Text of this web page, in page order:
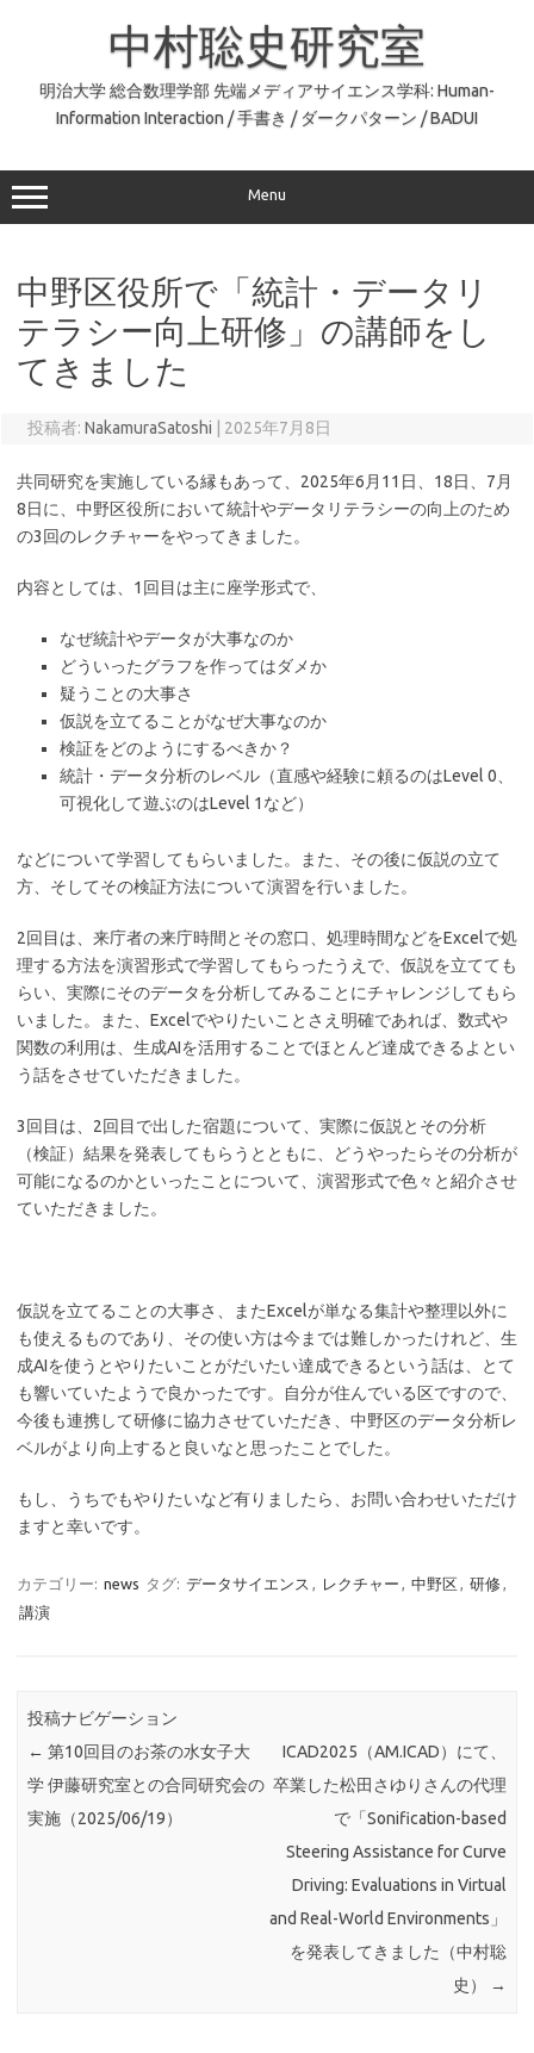
中村聡史研究室
明治大学 総合数理学部 先端メディアサイエンス学科: Human-
Information Interaction / 手書き / ダークパターン / BADUI
Menu
中野区役所で「統計・データリ
テラシー向上研修」の講師をし
てきました
投稿者: NakamuraSatoshi 2025年7月8日
共同研究を実施している縁もあって、2025年6月11日、18日、7月
8日に、中野区役所において統計やデータリテラシーの向上のため
の3回のレクチャーをやってきました。
内容としては、1回目は主に座学形式で、
なぜ統計やデータが大事なのか
どういったグラフを作ってはダメか
疑うことの大事さ
仮説を立てることがなぜ大事なのか
検証をどのようにするべきか？
統計・データ分析のレベル（直感や経験に頼るのはLevel 0、
可視化して遊ぶのはLevel 1など）
などについて学習してもらいました。また、その後に仮説の立て
方、そしてその検証方法について演習を行いました。
2回目は、来庁者の来庁時間とその窓口、処理時間などをExcelで処
理する方法を演習形式で学習してもらったうえで、仮説を立てても
らい、実際にそのデータを分析してみることにチャレンジしてもら
いました。また、Excelでやりたいことさえ明確であれば、数式や
関数の利用は、生成AIを活用することでほとんど達成できるよとい
う話をさせていただきました。
3回目は、2回目で出した宿題について、実際に仮説とその分析
（検証）結果を発表してもらうとともに、どうやったらその分析が
可能になるのかといったことについて、演習形式で色々と紹介させ
ていただきました。
仮説を立てることの大事さ、またExcelが単なる集計や整理以外に
も使えるものであり、その使い方は今までは難しかったけれど、生
成AIを使うとやりたいことがだいたい達成できるという話は、とて
も響いていたようで良かったです。自分が住んでいる区ですので、
今後も連携して研修に協力させていただき、中野区のデータ分析レ
ベルがより向上すると良いなと思ったことでした。
もし、うちでもやりたいなど有りましたら、お問い合わせいただけ
ますと幸いです。
カテゴリー: news タグ: データサイエンス , レクチャー , 中野区, 研修,
講演
投稿ナビゲーション
← 第10回目のお茶の水女子大
学 伊藤研究室との合同研究会の
実施（2025/06/19）
ICAD2025（AM.ICAD）にて、
卒業した松田さゆりさんの代理
で「Sonification-based
Steering Assistance for Curve
Driving: Evaluations in Virtual
and Real-World Environments」
を発表してきました（中村聡
史）
→